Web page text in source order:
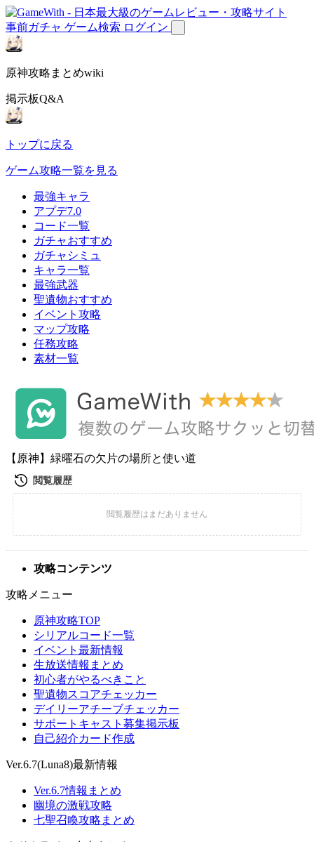
事前ガチャ ゲーム検索 ログイン
原神攻略まとめwiki
掲示板Q&A
トップに戻る
ゲーム攻略一覧を見る
最強キャラ
アプデ7.0
コード一覧
ガチャおすすめ
ガチャシミュ
キャラ一覧
最強武器
聖遺物おすすめ
イベント攻略
マップ攻略
任務攻略
素材一覧
【原神】緑曜石の欠片の場所と使い道
攻略コンテンツ
攻略メニュー
原神攻略TOP
シリアルコード一覧
イベント最新情報
生放送情報まとめ
初心者がやるべきこと
聖遺物スコアチェッカー
デイリーアチーブチェッカー
サポートキャスト募集掲示板
自己紹介カード作成
Ver.6.7(Luna8)最新情報
Ver.6.7情報まとめ
幽境の激戦攻略
七聖召喚攻略まとめ